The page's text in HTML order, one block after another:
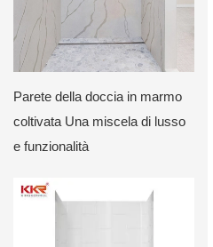
Parete della doccia in marmo
coltivata Una miscela di lusso
e funzionalità